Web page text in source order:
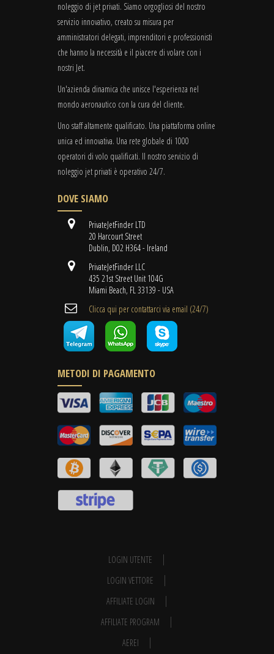
noleggio di jet privati. Siamo orgogliosi del nostro
servizio innovativo, creato su misura per
amministratori delegati, imprenditori e professionisti
che hanno la necessità e il piacere di volare con i
nostri Jet.
Un'azienda dinamica che unisce l'esperienza nel
mondo aeronautico con la cura del cliente.
Uno staff altamente qualificato. Una piattaforma online
unica ed innovativa. Una rete globale di 1000
operatori di volo qualificati. Il nostro servizio di
noleggio jet privati è operativo 24/7.
DOVE SIAMO
PrivateJetFinder LTD
20 Harcourt Street
Dublin, D02 H364 - Ireland
PrivateJetFinder LLC
435 21st Street Unit 104G
Miami Beach, FL 33139 - USA
Clicca qui per contattarci via email (24/7)
METODI DI PAGAMENTO
LOGIN UTENTE
LOGIN VETTORE
AFFILIATE LOGIN
AFFILIATE PROGRAM
AEREI